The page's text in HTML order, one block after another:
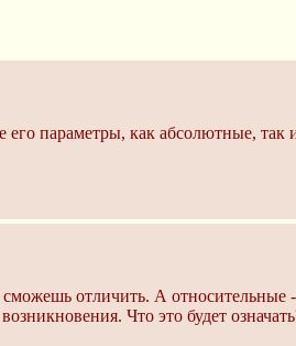
его параметры, как абсолютные, так
сможешь отличить. А относительные
Что это будет